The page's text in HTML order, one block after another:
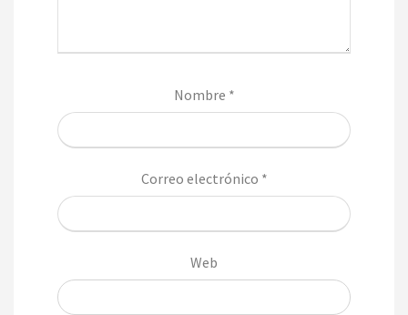
Nombre *
Correo electrónico *
Web